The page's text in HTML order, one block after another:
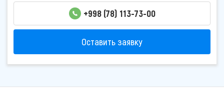
+998 (78) 113-73-00
Оставить заявку